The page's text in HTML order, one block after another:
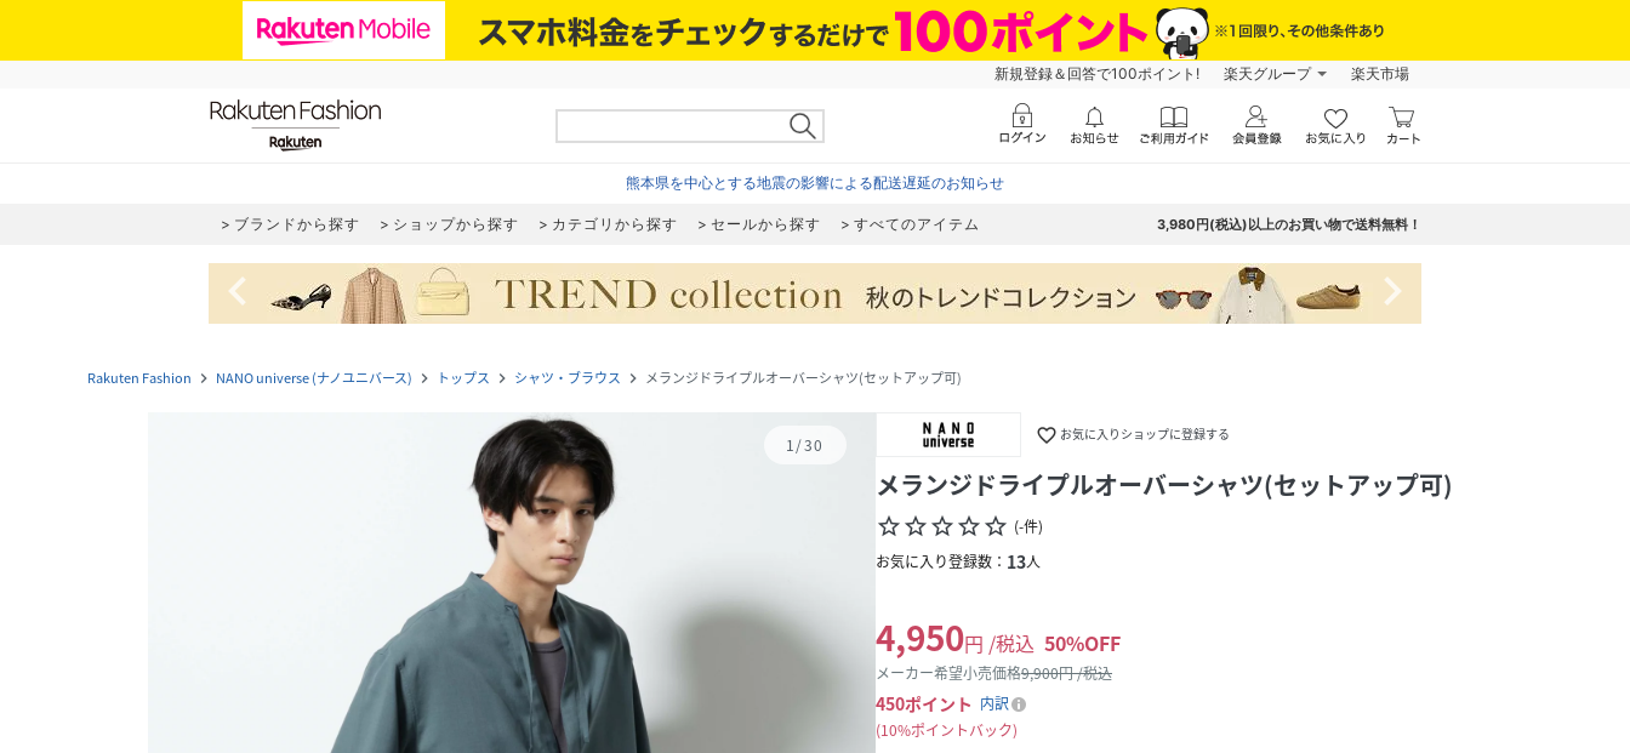
新規登録＆回答で100ポイント! 楽天グループ 楽天市場
熊本県を中心とする地震の影響による配送遅延のお知らせ
ブランドから探す ショップから探す カテゴリから探す セールから探す すべてのアイテム 3,980円(税込)以上のお買い物で送料無料！
navigate_before navigate_next
Rakuten Fashion navigate_next NANO universe (ナノユニバース) navigate_next トップス navigate_next シャツ・ブラウス navigate_next メランジドライプルオーバーシャツ(セットアップ可)
1/30 favorite_border お気に入りショップに登録する
メランジドライプルオーバーシャツ(セットアップ可)
star_borderstar_borderstar_borderstar_borderstar_border (-件)
お気に入り登録数： 13人
4,950円 /税込 50%OFF
メーカー希望小売価格9,900円 /税込
450ポイント 内訳
10%ポイントバック